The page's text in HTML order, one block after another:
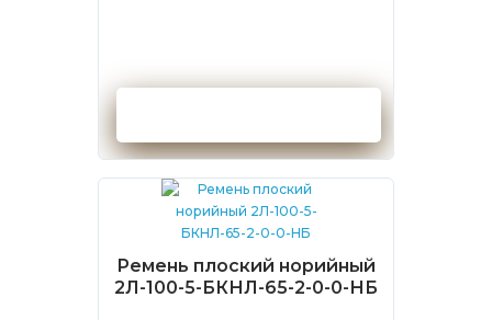
Ремень плоский норийный
2Л-100-5-БКНЛ-65-2-0-0-НБ